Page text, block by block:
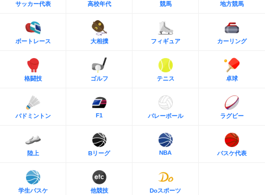
サッカー代表 高校年代 競馬 地方競馬
ボートレース 大相撲 フィギュア カーリング
格闘技 ゴルフ テニス 卓球
バドミントン F1 バレーボール ラグビー
陸上 Bリーグ NBA バスケ代表
学生バスケ 他競技 Doスポーツ